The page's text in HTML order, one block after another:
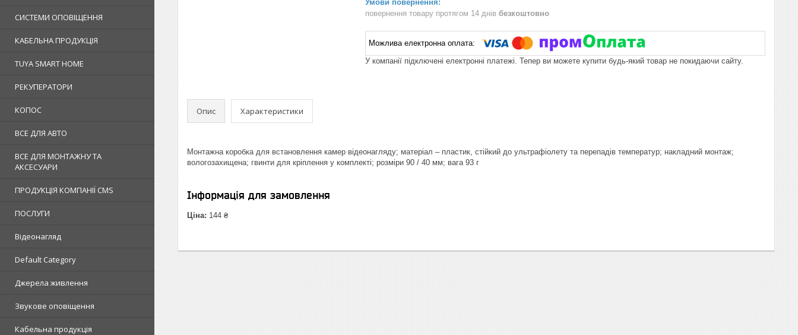
СИСТЕМИ ОПОВІЩЕННЯ
КАБЕЛЬНА ПРОДУКЦІЯ
TUYA SMART HOME
РЕКУПЕРАТОРИ
КОПОС
ВСЕ ДЛЯ АВТО
ВСЕ ДЛЯ МОНТАЖНУ ТА
АКСЕСУАРИ
ПРОДУКЦІЯ КОМПАНІЇ CMS
ПОСЛУГИ
Відеонагляд
Default Category
Джерела живлення
Звукове оповіщення
Кабельна продукція
повернення товару протягом 14 днів безкоштовно
У компанії підключені електронні платежі. Тепер ви можете купити будь-який товар не покидаючи сайту.
Опис Характеристики
Монтажна коробка для встановлення камер відеонагляду; матеріал – пластик, стійкий до ультрафіолету та перепадів температур; накладний монтаж;
вологозахищена; гвинти для кріплення у комплекті; розміри 90 / 40 мм; вага 93 г
Інформація для замовлення
Ціна: 144 ₴